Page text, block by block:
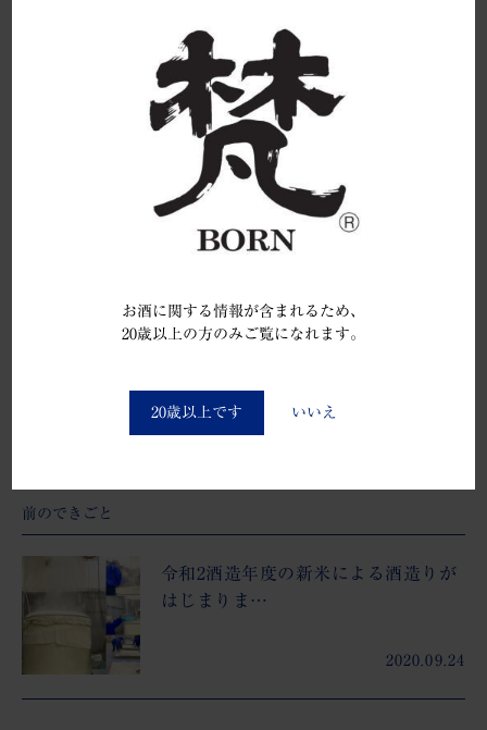
お酒に関する情報が含まれるため、
20歳以上の方のみご覧になれます。
20歳以上です いいえ
10月1日は「日本酒の日」です。
令和2年10月1日付けの福井新聞を含め、複数の紙上に
掲載されました。
前のできごと
令和2酒造年度の新米による酒造りが
はじまりま…
2020.09.24